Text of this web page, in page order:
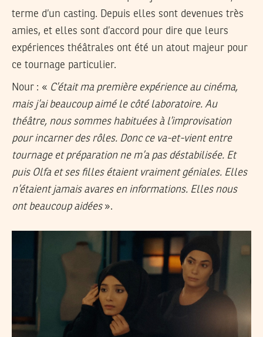
terme d’un casting. Depuis elles sont devenues très
amies, et elles sont d’accord pour dire que leurs
expériences théâtrales ont été un atout majeur pour
ce tournage particulier.
Nour : « C’était ma première expérience au cinéma,
mais j’ai beaucoup aimé le côté laboratoire. Au
théâtre, nous sommes habituées à l’improvisation
pour incarner des rôles. Donc ce va-et-vient entre
tournage et préparation ne m’a pas déstabilisée. Et
puis Olfa et ses filles étaient vraiment géniales. Elles
n’étaient jamais avares en informations. Elles nous
ont beaucoup aidées».